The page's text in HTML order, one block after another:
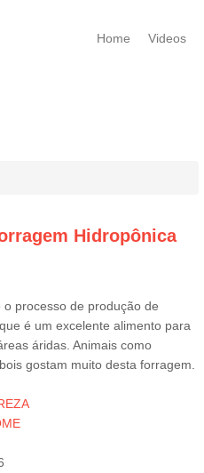
Home Videos
Hidropônica
processo de produção de
é um excelente alimento para
áridas. Animais como
gostam muito desta forragem.